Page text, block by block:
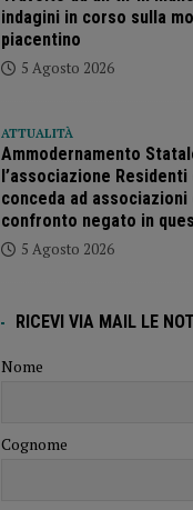
indagini in corso sulla
piacentino
5 Agosto 2026
ATTUALITÀ
Ammodernamento
l’associazione Residenti
conceda ad
confronto negato in
5 Agosto 2026
RICEVI VIA MAIL LE
Nome
Cognome